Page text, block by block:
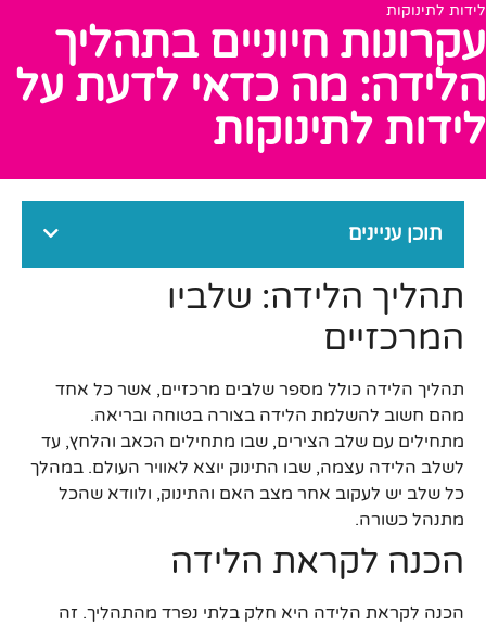
לידות לתינוקות
עקרונות חיוניים בתהליך
הלידה: מה כדאי לדעת על
לידות לתינוקות
תוכן עניינים
תהליך הלידה: שלביו
המרכזיים
תהליך הלידה כולל מספר שלבים מרכזיים, אשר כל אחד
מהם חשוב להשלמת הלידה בצורה בטוחה ובריאה.
מתחילים עם שלב הצירים, שבו מתחילים הכאב והלחץ, עד
לשלב הלידה עצמה, שבו התינוק יוצא לאוויר העולם. במהלך
כל שלב יש לעקוב אחר מצב האם והתינוק, ולוודא שהכל
מתנהל כשורה.
הכנה לקראת הלידה
הכנה לקראת הלידה היא חלק בלתי נפרד מהתהליך. זה